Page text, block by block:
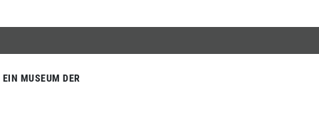
EIN MUSEUM DER